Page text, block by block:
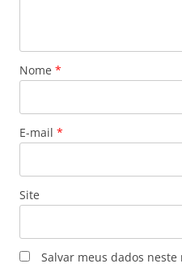
Nome *
E-mail *
Site
Salvar meus dados